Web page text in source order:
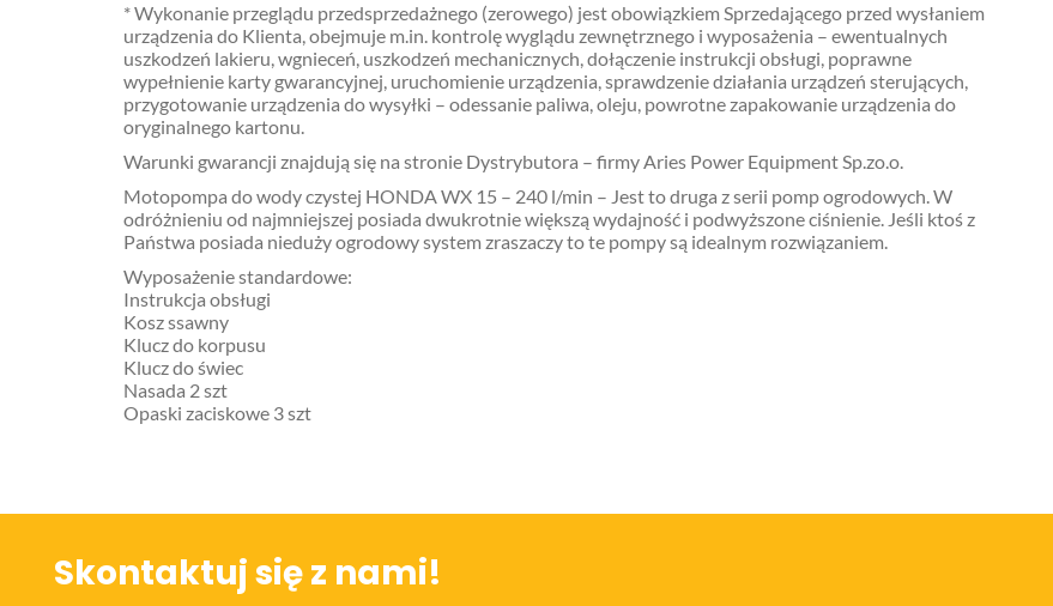
* Wykonanie przeglądu przedsprzedażnego (zerowego) jest obowiązkiem Sprzedającego przed wysłaniem
urządzenia do Klienta, obejmuje m.in. kontrolę wyglądu zewnętrznego i wyposażenia – ewentualnych
uszkodzeń lakieru, wgnieceń, uszkodzeń mechanicznych, dołączenie instrukcji obsługi, poprawne
wypełnienie karty gwarancyjnej, uruchomienie urządzenia, sprawdzenie działania urządzeń sterujących,
przygotowanie urządzenia do wysyłki – odessanie paliwa, oleju, powrotne zapakowanie urządzenia do
oryginalnego kartonu.
Warunki gwarancji znajdują się na stronie Dystrybutora – firmy Aries Power Equipment Sp.zo.o.
Motopompa do wody czystej HONDA WX 15 – 240 l/min – Jest to druga z serii pomp ogrodowych. W
odróżnieniu od najmniejszej posiada dwukrotnie większą wydajność i podwyższone ciśnienie. Jeśli ktoś z
Państwa posiada nieduży ogrodowy system zraszaczy to te pompy są idealnym rozwiązaniem.
Wyposażenie standardowe:
Instrukcja obsługi
Kosz ssawny
Klucz do korpusu
Klucz do świec
Nasada 2 szt
Opaski zaciskowe 3 szt
Skontaktuj się z nami!